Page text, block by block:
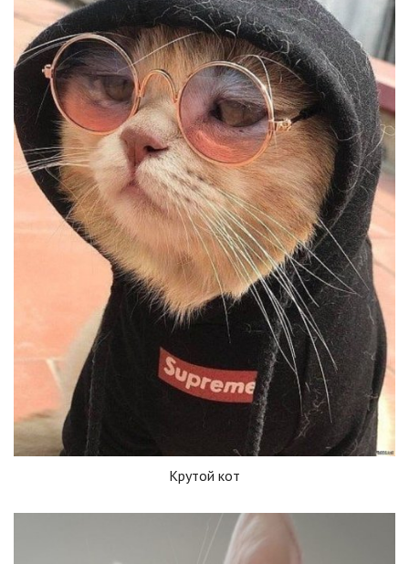
Крутой кот